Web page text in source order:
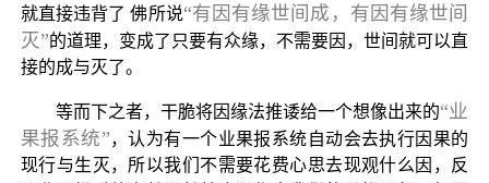
就直接违背了 佛所说“有因有缘世间成，有因有缘世间
灭”的道理，变成了只要有众缘，不需要因，世间就可以直
接的成与灭了。
等而下之者，干脆将因缘法推诿给一个想像出来的“业
果报系统”，认为有一个业果报系统自动会去执行因果的
现行与生灭，所以我们不需要花费心思去现观什么因，反